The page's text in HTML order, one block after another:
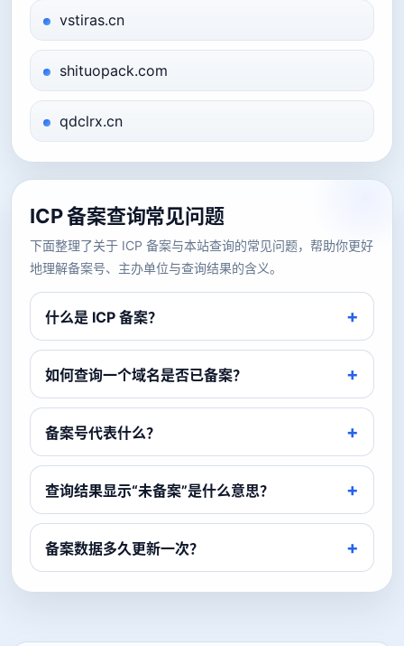
vstiras.cn
shituopack.com
qdclrx.cn
ICP 备案查询常见问题
下面整理了关于 ICP 备案与本站查询的常见问题，帮助你更好
地理解备案号、主办单位与查询结果的含义。
什么是 ICP 备案？
如何查询一个域名是否已备案？
备案号代表什么？
查询结果显示“未备案”是什么意思？
备案数据多久更新一次？